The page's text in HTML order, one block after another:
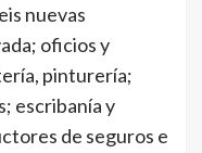
nuevas
oficios y
pinturería;
escribanía y
de seguros e